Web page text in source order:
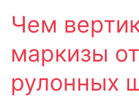
Чем
маркизы
рулонных